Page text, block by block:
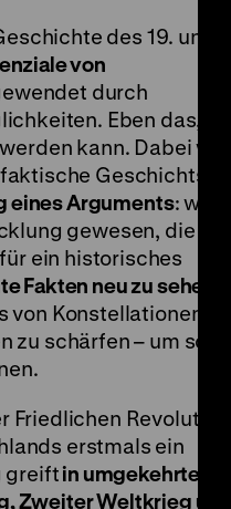
des 19. und
von
durch
Eben das,
kann. Dabei wird
Geschichts-
eines Arguments: wie
gewesen, die der
ein historisches
Fakten neu zu sehen
von Konstellationen
schärfen – um so die
Revolution
erstmals ein
greiftin umgekehrter
Zweiter Weltkrieg und